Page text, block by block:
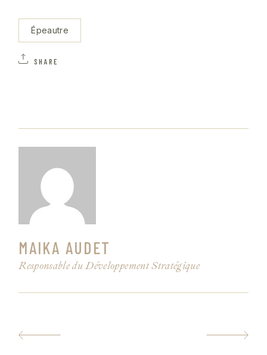
Épeautre
SHARE
MAIKA AUDET
Responsable du Développement Stratégique